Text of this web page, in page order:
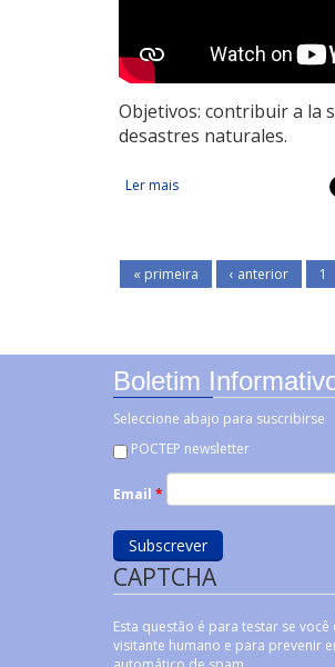
Objetivos: contribuir a la
desastres naturales.
Ler mais acerca de Unidades
« primeira ‹ anterior 1
Boletim
Seleccione abajo para suscribirse
POCTEP newsletter
Email *
CAPTCHA
Esta questão é para testar se você
visitante humano e para prevenir